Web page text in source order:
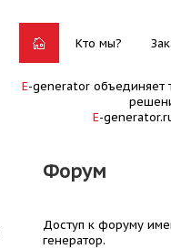
Кто мы?
E-generator объединяет
E-
Форум
Доступ к форуму
генератор.